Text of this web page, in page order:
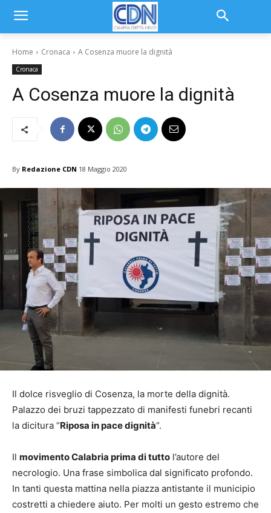
Home Cronaca A Cosenza muore la dignità
Cronaca
A Cosenza muore la dignità
By Redazione CDN 18 Maggio 2020
Il dolce risveglio di Cosenza, la morte della dignità.
Palazzo dei bruzi tappezzato di manifesti funebri recanti
la dicitura “Riposa in pace dignità“.
Il movimento Calabria prima di tutto l’autore del
necrologio. Una frase simbolica dal significato profondo.
In tanti questa mattina nella piazza antistante il municipio
costretti a chiedere aiuto. Per molti un gesto estremo che